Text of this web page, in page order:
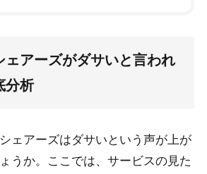
ら名称変更したことで失われた洗練さ
イメージの硬直化
ーとステッカーのデザインを比較した結
ェアーズがダサいと言われ
分析
ェアーズはダサいという声が上が
うか。ここでは、サービスの見た